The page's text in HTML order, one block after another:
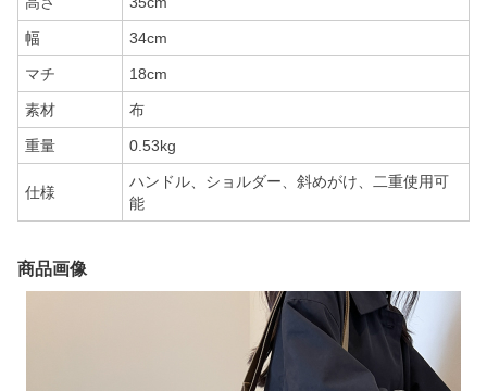
幅 34cm
マチ 18cm
素材 布
重量 0.53kg
仕様
ハンドル、ショルダー、斜めがけ、二重使用可
能
商品画像